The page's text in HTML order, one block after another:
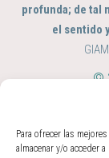
Para ofrecer las
almacenar y/o acceder
profunda; de tal
el sentido
©